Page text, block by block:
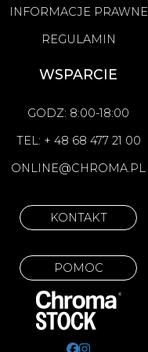
INFORMACJE PRAWNE
REGULAMIN
WSPARCIE
GODZ: 8:00-18:00
TEL: + 48 68 477 21 00
ONLINE@CHROMA.PL
KONTAKT
POMOC